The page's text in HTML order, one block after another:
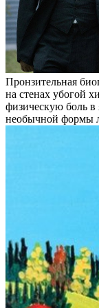
Пронзительная
на стенах убогой
физическую боль
необычной формы